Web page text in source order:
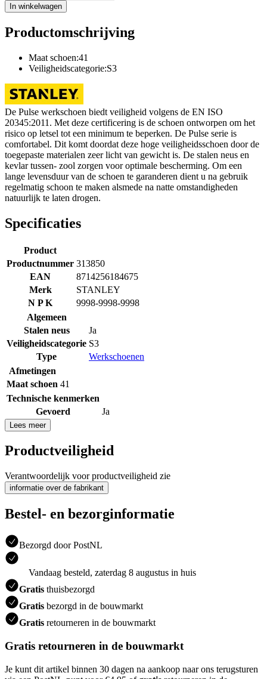
In winkelwagen
Productomschrijving
Maat schoen:41
Veiligheidscategorie:S3
De Pulse werkschoen biedt veiligheid volgens de EN ISO
20345:2011. Met deze certificering is de schoen ontworpen om het
risico op letsel tot een minimum te beperken. De Pulse serie is
comfortabel. Dit komt doordat deze hoge veiligheidsschoen door de
toegepaste materialen zeer licht van gewicht is. De stalen neus en
kevlar tussen- zool zorgen voor optimale bescherming. Om een
lange levensduur van de schoen te garanderen dient u na gebruik
regelmatig schoon te maken alsmede na natte omstandigheden
natuurlijk te laten drogen.
Specificaties
Product
Productnummer 313850
EAN
8714256184675
Merk
STANLEY
N P K
9998-9998-9998
Algemeen
Stalen neus
Ja
Veiligheidscategorie S3
Type
Werkschoenen
Afmetingen
Maat schoen 41
Technische kenmerken
Gevoerd
Ja
Lees meer
Productveiligheid
Verantwoordelijk voor productveiligheid zie
informatie over de fabrikant
Bestel- en bezorginformatie
Bezorgd door PostNL
Vandaag besteld, zaterdag 8 augustus in huis
Gratis thuisbezorgd
Gratis bezorgd in de bouwmarkt
Gratis retourneren in de bouwmarkt
Gratis retourneren in de bouwmarkt
Je kunt dit artikel binnen 30 dagen na aankoop naar ons terugsturen